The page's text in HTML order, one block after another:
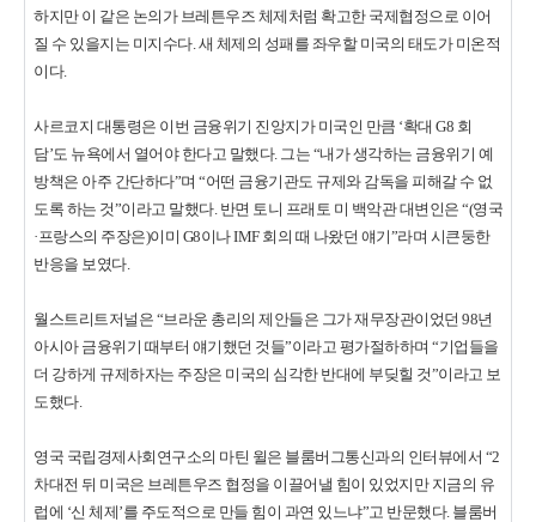
하지만 이 같은 논의가 브레튼우즈 체제처럼 확고한 국제협정으로 이어
질 수 있을지는 미지수다. 새 체제의 성패를 좌우할 미국의 태도가 미온적
이다.
사르코지 대통령은 이번 금융위기 진앙지가 미국인 만큼 ‘확대 G8 회
담’도 뉴욕에서 열어야 한다고 말했다. 그는 “내가 생각하는 금융위기 예
방책은 아주 간단하다”며 “어떤 금융기관도 규제와 감독을 피해갈 수 없
도록 하는 것”이라고 말했다. 반면 토니 프래토 미 백악관 대변인은 “(영국
·프랑스의 주장은)이미 G8이나 IMF 회의 때 나왔던 얘기”라며 시큰둥한
반응을 보였다.
월스트리트저널은 “브라운 총리의 제안들은 그가 재무장관이었던 98년
아시아 금융위기 때부터 얘기했던 것들”이라고 평가절하하며 “기업들을
더 강하게 규제하자는 주장은 미국의 심각한 반대에 부딪힐 것”이라고 보
도했다.
영국 국립경제사회연구소의 마틴 윌은 블룸버그통신과의 인터뷰에서 “2
차대전 뒤 미국은 브레튼우즈 협정을 이끌어낼 힘이 있었지만 지금의 유
럽에 ‘신 체제’를 주도적으로 만들 힘이 과연 있느냐”고 반문했다. 블룸버